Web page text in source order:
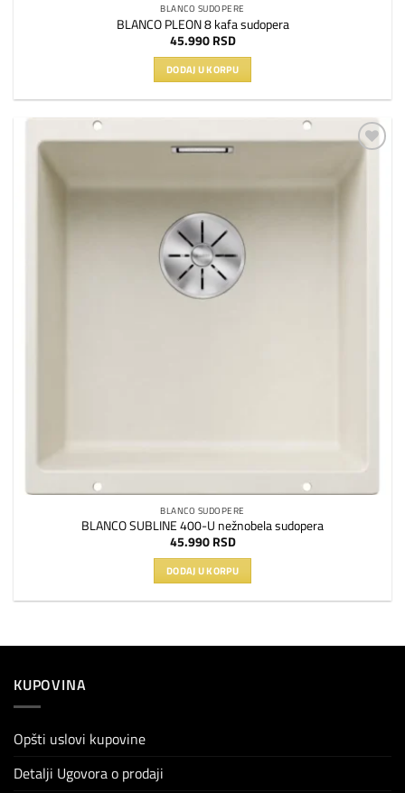
BLANCO SUDOPERE
BLANCO PLEON 8 kafa sudopera
45.990 RSD
DODAJ U KORPU
BLANCO SUDOPERE
BLANCO SUBLINE 400-U nežnobela sudopera
45.990 RSD
DODAJ U KORPU
KUPOVINA
Opšti uslovi kupovine
Detalji Ugovora o prodaji